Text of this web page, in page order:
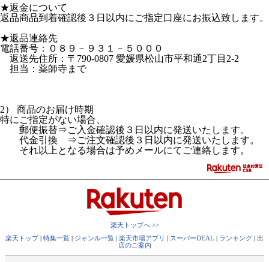
★返金について
返品商品到着確認後３日以内にご指定口座にお振込致します。
★返品連絡先
電話番号：０８９－９３１－５０００
返送先住所：〒790-0807 愛媛県松山市平和通2丁目2-2
担当：薬師寺まで
2） 商品のお届け時期
特にご指定がない場合、
郵便振替⇒ご入金確認後３日以内に発送いたします。
代金引換 ⇒ご注文確認後３日以内に発送いたします。
それ以上となる場合は予めメールにてご連絡します。
楽天トップへ >>
楽天トップ| 特集一覧 | ジャンル一覧 | 楽天市場アプリ | スーパーDEAL | ランキング | 出
店のご案内